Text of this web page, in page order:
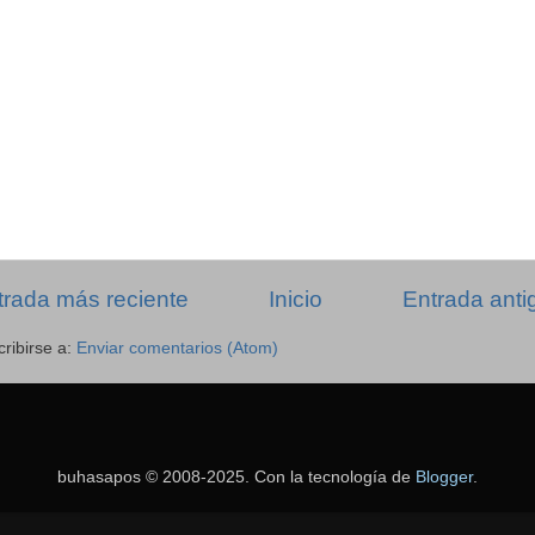
más reciente Entrada
Inicio
a: Enviar comentarios (Atom)
buhasapos © 2008-2025. Con la tecnología de Blogger.